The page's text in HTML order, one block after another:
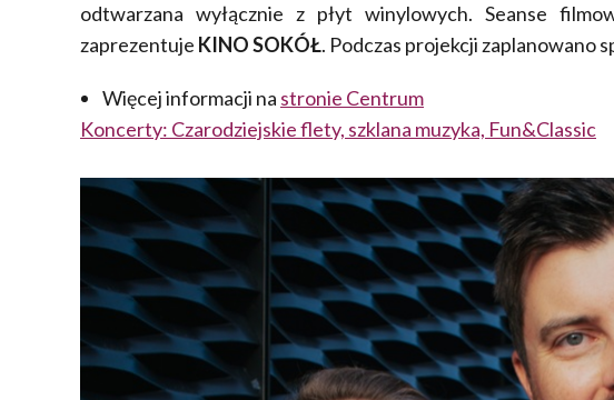
odtwarzana wyłącznie z płyt winylowych. Seanse
zaprezentuje KINO SOKÓŁ. Podczas projekcji zaplanowano
Więcej informacji na stronie Centrum
Koncerty: Czarodziejskie flety, szklana muzyka, Fun&Classic